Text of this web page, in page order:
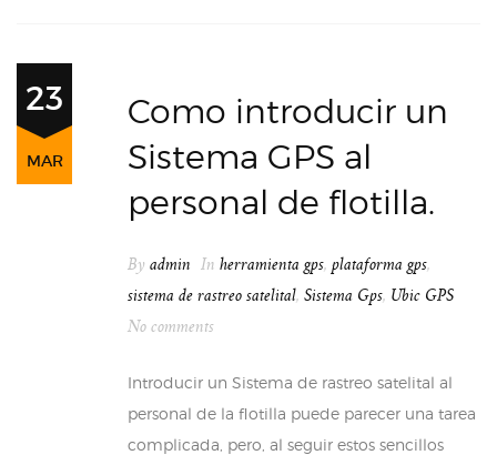
23
MAR
Como introducir un
Sistema GPS al
personal de flotilla.
By admin In herramienta gps, plataforma gps,
sistema de rastreo satelital, Sistema Gps, Ubic GPS
No comments
Introducir un Sistema de rastreo satelital al
personal de la flotilla puede parecer una tarea
complicada, pero, al seguir estos sencillos